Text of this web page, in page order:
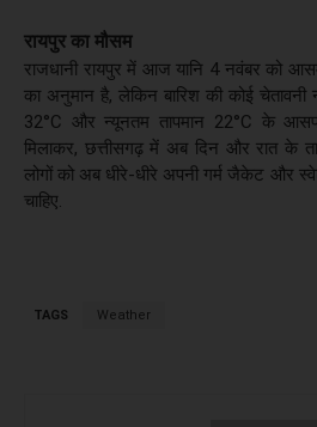
रायपुर का मौसम
राजधानी रायपुर में आज यानि 4 नवंबर को
का अनुमान है, लेकिन बारिश की कोई
32°C और न्यूनतम तापमान 22°C के
मिलाकर, छत्तीसगढ़ में अब दिन और रात के
लोगों को अब धीरे-धीरे अपनी गर्म जैकेट और
चाहिए.
TAGS Weather